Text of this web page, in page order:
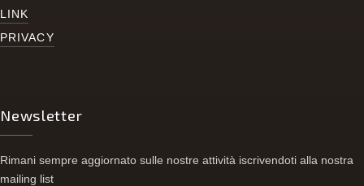
LINK
PRIVACY
Newsletter
Rimani sempre aggiornato sulle nostre attività iscrivendoti alla nostra
mailing list